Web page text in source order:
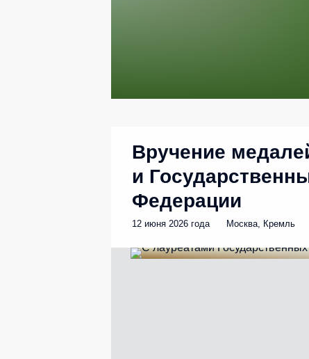
Вручение
и
Федерации
12 июня 2026 года Москва, Кремль